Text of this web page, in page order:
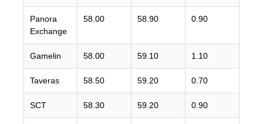
Panora
Exchange
58.00 58.90 0.90
Gamelin 58.00 59.10 1.10
Taveras 58.50 59.20 0.70
SCT 58.30 59.20 0.90